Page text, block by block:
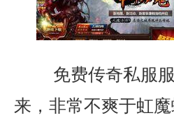
免费传奇私服
来，非常不爽于虹